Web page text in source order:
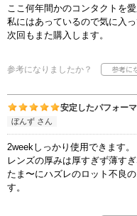
ここ何年間かのコンタクトを愛
私にはあっているので気に入っ
次回もまた購入します。
参考になりましたか？
安定したパフォー
ぼんず さん
2weekしっかり使用できます。
レンズの厚みは厚すぎず薄す
たま〜にハズレのロット不良
す。